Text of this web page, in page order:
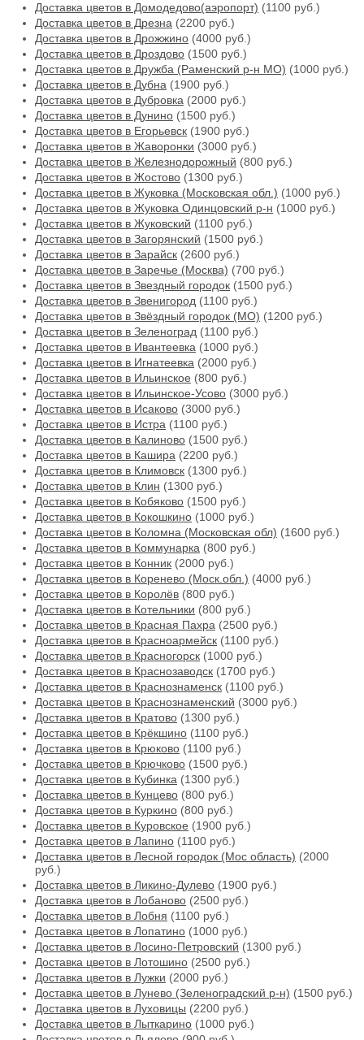
Доставка цветов в Домодедово(аэропорт) (1100 руб.)
Доставка цветов в Дрезна (2200 руб.)
Доставка цветов в Дрожжино (4000 руб.)
Доставка цветов в Дроздово (1500 руб.)
Доставка цветов в Дружба (Раменский р-н МО) (1000 руб.)
Доставка цветов в Дубна (1900 руб.)
Доставка цветов в Дубровка (2000 руб.)
Доставка цветов в Дунино (1500 руб.)
Доставка цветов в Егорьевск (1900 руб.)
Доставка цветов в Жаворонки (3000 руб.)
Доставка цветов в Железнодорожный (800 руб.)
Доставка цветов в Жостово (1300 руб.)
Доставка цветов в Жуковка (Московская обл.) (1000 руб.)
Доставка цветов в Жуковка Одинцовский р-н (1000 руб.)
Доставка цветов в Жуковский (1100 руб.)
Доставка цветов в Загорянский (1500 руб.)
Доставка цветов в Зарайск (2600 руб.)
Доставка цветов в Заречье (Москва) (700 руб.)
Доставка цветов в Звездный городок (1500 руб.)
Доставка цветов в Звенигород (1100 руб.)
Доставка цветов в Звёздный городок (МО) (1200 руб.)
Доставка цветов в Зеленоград (1100 руб.)
Доставка цветов в Ивантеевка (1000 руб.)
Доставка цветов в Игнатеевка (2000 руб.)
Доставка цветов в Ильинское (800 руб.)
Доставка цветов в Ильинское-Усово (3000 руб.)
Доставка цветов в Исаково (3000 руб.)
Доставка цветов в Истра (1100 руб.)
Доставка цветов в Калиново (1500 руб.)
Доставка цветов в Кашира (2200 руб.)
Доставка цветов в Климовск (1300 руб.)
Доставка цветов в Клин (1300 руб.)
Доставка цветов в Кобяково (1500 руб.)
Доставка цветов в Кокошкино (1000 руб.)
Доставка цветов в Коломна (Московская обл) (1600 руб.)
Доставка цветов в Коммунарка (800 руб.)
Доставка цветов в Конник (2000 руб.)
Доставка цветов в Коренево (Моск.обл.) (4000 руб.)
Доставка цветов в Королёв (800 руб.)
Доставка цветов в Котельники (800 руб.)
Доставка цветов в Красная Пахра (2500 руб.)
Доставка цветов в Красноармейск (1100 руб.)
Доставка цветов в Красногорск (1000 руб.)
Доставка цветов в Краснозаводск (1700 руб.)
Доставка цветов в Краснознаменск (1100 руб.)
Доставка цветов в Краснознаменский (3000 руб.)
Доставка цветов в Кратово (1300 руб.)
Доставка цветов в Крёкшино (1100 руб.)
Доставка цветов в Крюково (1100 руб.)
Доставка цветов в Крючково (1500 руб.)
Доставка цветов в Кубинка (1300 руб.)
Доставка цветов в Кунцево (800 руб.)
Доставка цветов в Куркино (800 руб.)
Доставка цветов в Куровское (1900 руб.)
Доставка цветов в Лапино (1100 руб.)
Доставка цветов в Лесной городок (Мос область) (2000
руб.)
Доставка цветов в Ликино-Дулево (1900 руб.)
Доставка цветов в Лобаново (2500 руб.)
Доставка цветов в Лобня (1100 руб.)
Доставка цветов в Лопатино (1000 руб.)
Доставка цветов в Лосино-Петровский (1300 руб.)
Доставка цветов в Лотошино (2500 руб.)
Доставка цветов в Лужки (2000 руб.)
Доставка цветов в Лунево (Зеленоградский р-н) (1500 руб.)
Доставка цветов в Луховицы (2200 руб.)
Доставка цветов в Лыткарино (1000 руб.)